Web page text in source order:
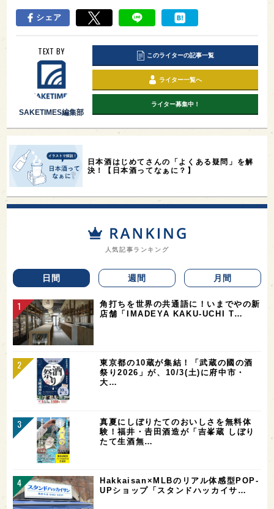
シェア
TEXT BY
SAKETIMES編集部
このライターの記事一覧
ライター一覧へ
ライター募集中！
日本酒はじめてさんの「よくある疑問」を解
決！【日本酒ってなぁに？】
人気記事ランキング
日間 週間 月間
角打ちを世界の共通語に！いまでやの新
店舗「IMADEYA KAKU-UCHI T…
東京都の10蔵が集結！「武蔵の國の酒
祭り2026」が、10/3(土)に府中市・
大…
真夏にしぼりたてのおいしさを無料体
験！福井・𠮷田酒造が「吉峯蔵 しぼり
たて生酒無…
Hakkaisan×MLBのリアル体感型POP-
UPショップ「スタンドハッカイサ…